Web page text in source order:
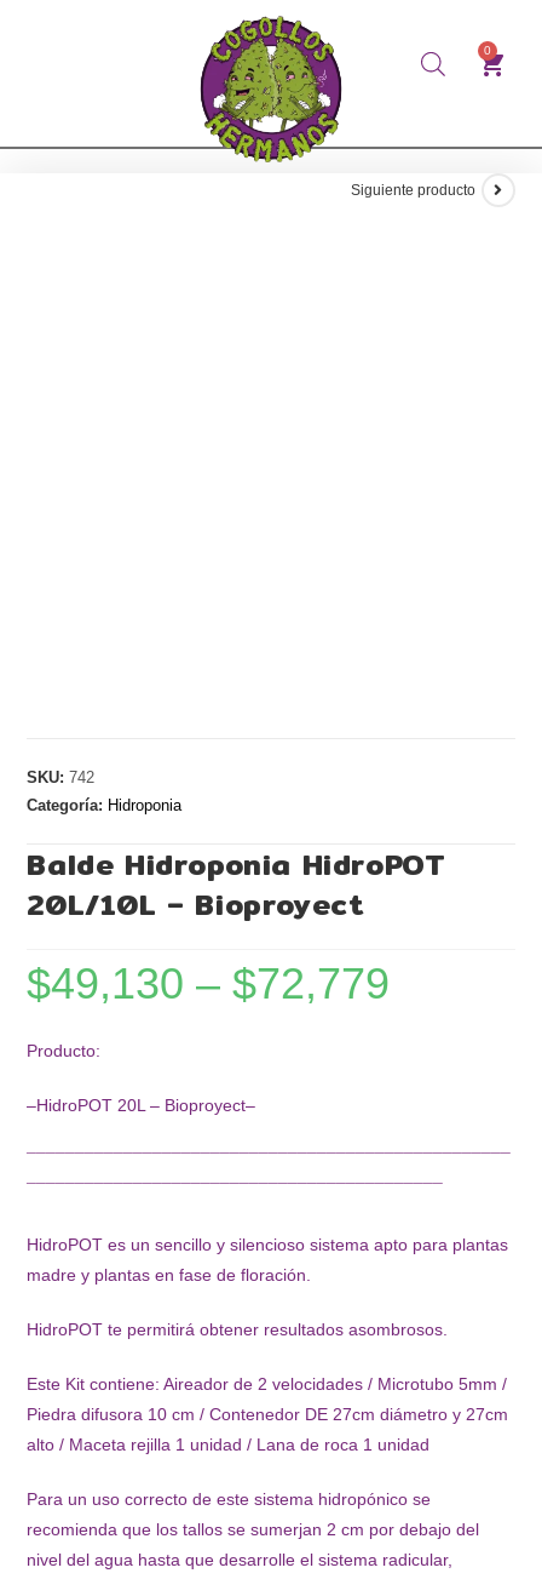
0
Siguiente producto
SKU:742
Categoría: Hidroponia
Balde Hidroponia HidroPOT
20L/10L – Bioproyect
$49,130 – $72,779
Producto:
–HidroPOT 20L – Bioproyect–
¯¯¯¯¯¯¯¯¯¯¯¯¯¯¯¯¯¯¯¯¯¯¯¯¯¯¯¯¯¯¯¯¯¯¯¯¯¯¯¯¯¯¯¯¯¯¯¯¯¯
¯¯¯¯¯¯¯¯¯¯¯¯¯¯¯¯¯¯¯¯¯¯¯¯¯¯¯¯¯¯¯¯¯¯¯¯¯¯¯¯¯¯¯
HidroPOT es un sencillo y silencioso sistema apto para plantas
madre y plantas en fase de floración.
HidroPOT te permitirá obtener resultados asombrosos.
Este Kit contiene: Aireador de 2 velocidades / Microtubo 5mm /
Piedra difusora 10 cm / Contenedor DE 27cm diámetro y 27cm
alto / Maceta rejilla 1 unidad / Lana de roca 1 unidad
Para un uso correcto de este sistema hidropónico se
recomienda que los tallos se sumerjan 2 cm por debajo del
nivel del agua hasta que desarrolle el sistema radicular,